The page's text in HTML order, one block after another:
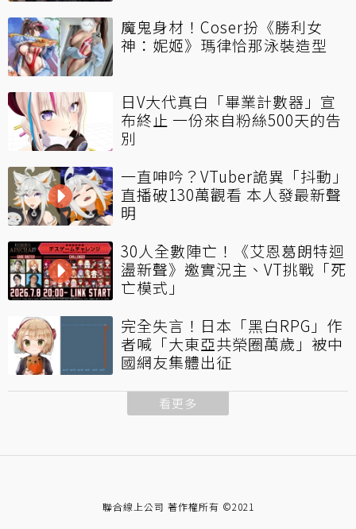
魔鬼身材！Coser扮《勝利女
神：妮姬》瑪律恰那泳裝造型
日V大代真白「畢業計數器」宣
布終止 一份來自粉絲500天的告
別
一直呻吟？VTuber詭異「抖動」
直播破130萬觀看 本人發最新聲
明
30人全數陣亡！《艾恩葛朗特迴
盪新聲》邀實況主、VT挑戰「死
亡模式」
完全失言！日本「黑白RPG」作
者喊「大東亞共榮圈萬歲」被中
國網友集體出征
看更多
聯合線上公司 著作權所有 ©2021